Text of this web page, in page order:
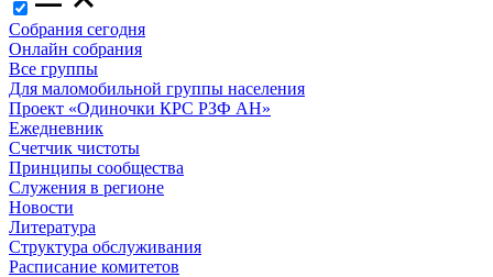
Собрания сегодня
Онлайн собрания
Все группы
Для маломобильной группы населения
Проект «Одиночки КРС РЗФ АН»
Ежедневник
Счетчик чистоты
Принципы сообщества
Служения в регионе
Новости
Литература
Структура обслуживания
Расписание комитетов